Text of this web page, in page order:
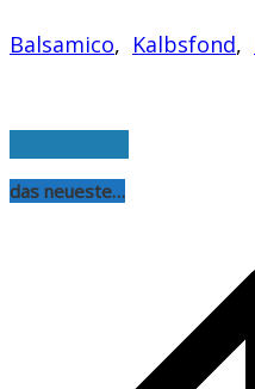
Balsamico, Kalbsfond,
das neueste…